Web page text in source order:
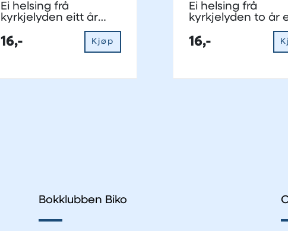
Ei helsing frå
kyrkjelyden eitt år
16,- Kjøp
Ei helsing frå
kyrkjelyden to år
16,-
Bokklubben Biko